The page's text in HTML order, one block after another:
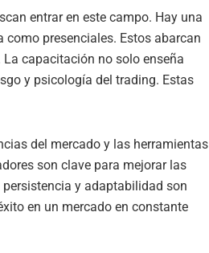
entrar en este campo. Hay una
presenciales. Estos abarcan
capacitación no solo enseña
y psicología del trading. Estas
del mercado y las herramientas
son clave para mejorar las
y adaptabilidad son
en un mercado en constante